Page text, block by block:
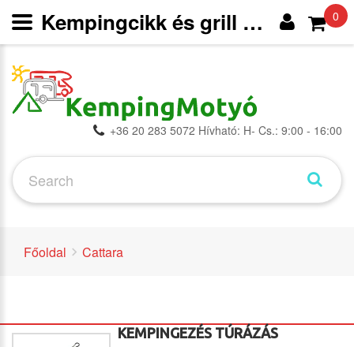
+36 20 283 5072 Hívható: H- Cs.: 9:00 - 16:00
0
Főoldal Cattara
KEMPINGEZÉS TÚRÁZÁS
Kempingcikk és grill webáruház